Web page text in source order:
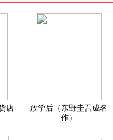
店
放学后（东野圭吾成名
作）